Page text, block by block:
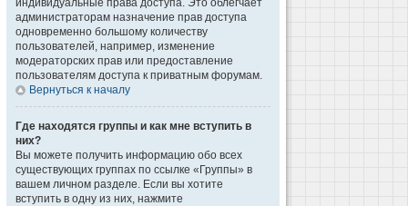
индивидуальные права доступа. Это облегчает
администраторам назначение прав доступа
одновременно большому количеству
пользователей, например, изменение
модераторских прав или предоставление
пользователям доступа к приватным форумам.
Вернуться к началу
Где находятся группы и как мне вступить в
них?
Вы можете получить информацию обо всех
существующих группах по ссылке «Группы» в
вашем личном разделе. Если вы хотите
вступить в одну из них, нажмите